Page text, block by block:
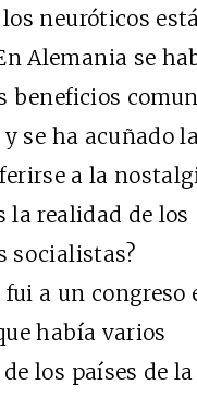
neuróticos
Alemania se
beneficios
se ha acuñado
a la
la realidad de los
socialistas?
a un congreso
había varios
los países de